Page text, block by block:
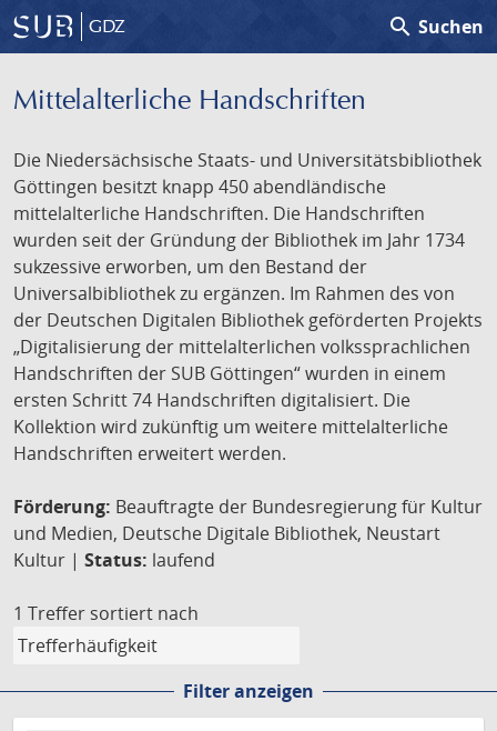
GDZ search Suchen
Mittelalterliche Handschriften
Die Niedersächsische Staats- und Universitätsbibliothek
Göttingen besitzt knapp 450 abendländische
mittelalterliche Handschriften. Die Handschriften
wurden seit der Gründung der Bibliothek im Jahr 1734
sukzessive erworben, um den Bestand der
Universalbibliothek zu ergänzen. Im Rahmen des von
der Deutschen Digitalen Bibliothek geförderten Projekts
„Digitalisierung der mittelalterlichen volkssprachlichen
Handschriften der SUB Göttingen“ wurden in einem
ersten Schritt 74 Handschriften digitalisiert. Die
Kollektion wird zukünftig um weitere mittelalterliche
Handschriften erweitert werden.
Förderung: Beauftragte der Bundesregierung für Kultur
und Medien, Deutsche Digitale Bibliothek, Neustart
Kultur | Status: laufend
1 Treffer sortiert nach
Filter anzeigen